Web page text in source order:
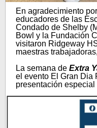
En agradecimiento
educadores de las
Condado de Shelby
Bowl y la Fundación
visitaron Ridgeway
maestras
La semana de Extra
el evento El Gran Dia
presentación